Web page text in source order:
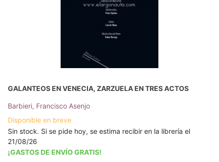
GALANTEOS EN VENECIA, ZARZUELA EN TRES ACTOS
Barbieri, Francisco Asenjo
Disponible en breve
Sin stock. Si se pide hoy, se estima recibir en la librería el
21/08/26
¡GASTOS DE ENVÍO GRATIS!